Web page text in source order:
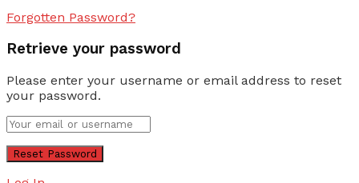
Forgotten Password?
Retrieve your password
Please enter your username or email address to reset
your password.